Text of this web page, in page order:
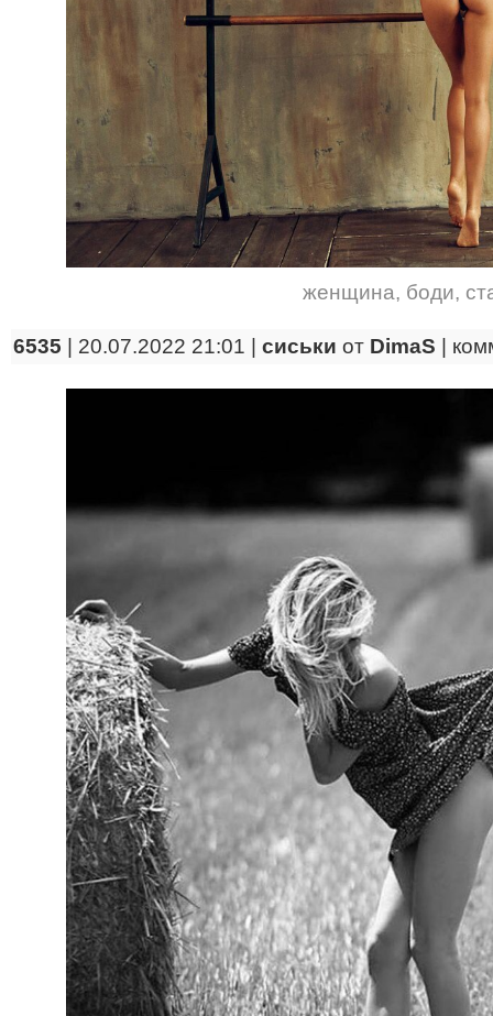
женщина, боди,
6535 | 20.07.2022 21:01 | сиськи от DimaS